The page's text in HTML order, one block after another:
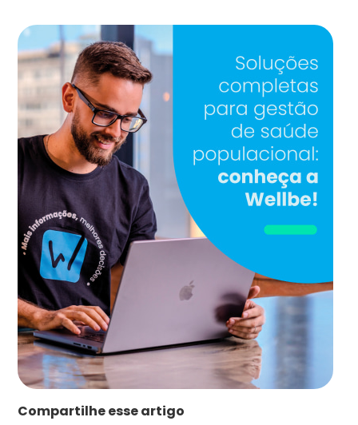
Compartilhe esse artigo